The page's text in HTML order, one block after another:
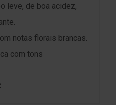
leve, de boa acidez,
notas florais brancas.
com tons